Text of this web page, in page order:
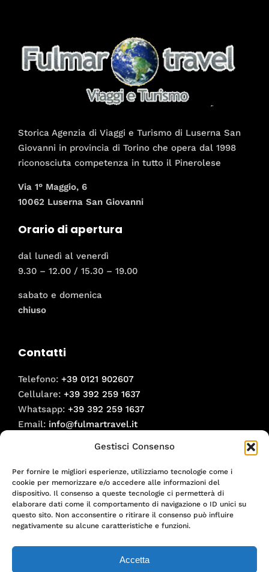
Gestisci Consenso
Per fornire le migliori esperienze, utilizziamo tecnologie come i
cookie per memorizzare e/o accedere alle informazioni del
dispositivo. Il consenso a queste tecnologie ci permetterà di
elaborare dati come il comportamento di navigazione o ID unici su
questo sito. Non acconsentire o ritirare il consenso può influire
negativamente su alcune caratteristiche e funzioni.
Accetta
Storica Agenzia di Viaggi e Turismo di Luserna San
Giovanni in provincia di Torino che opera dal 1998
riconosciuta competenza in tutto il Pinerolese
Via 1° Maggio, 6
10062 Luserna San Giovanni
Orario di apertura
dal lunedì al venerdì
9.30 – 12.00 / 15.30 – 19.00
sabato e domenica
chiuso
Contatti
Telefono: +39 0121 902607
Cellulare: +39 392 259 1637
Whatsapp: +39 392 259 1637
Email: info@fulmartravel.it
Facebook
Instagram
Informative